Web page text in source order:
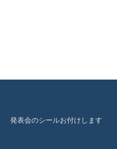
発表会のシールお付けします